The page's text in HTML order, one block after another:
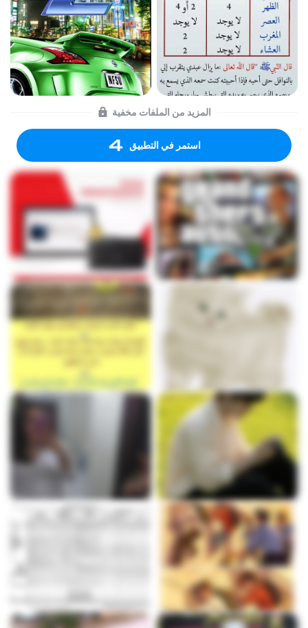
المزيد من الملفات مخفية
استمر في التطبيق